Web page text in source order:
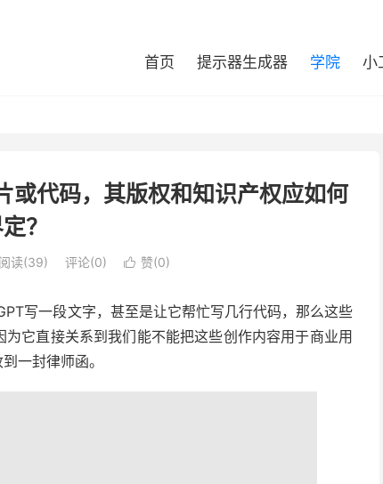
首页 提示器生成器 学院 小
或代码，其版权和知识产权应如何
？
阅读(39) 评论(0)  赞(0)
写一段文字，甚至是让它帮忙写几行代码，那么这些
它直接关系到我们能不能把这些创作内容用于商业用
一封律师函。